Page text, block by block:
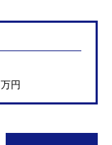
万円